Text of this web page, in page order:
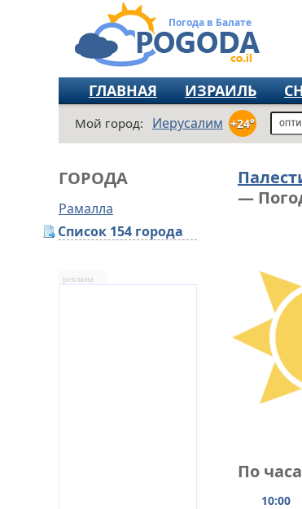
Погода в Балате
ГЛАВНАЯ ИЗРАИЛЬ
Мой город: Иерусалим +24°
ГОРОДА
Рамалла
Список 154 города
реклама
—
По
10:00